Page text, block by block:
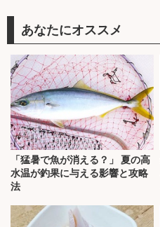
あなたにオススメ
「猛暑で魚が消える？」 夏の高
水温が釣果に与える影響と攻略
法